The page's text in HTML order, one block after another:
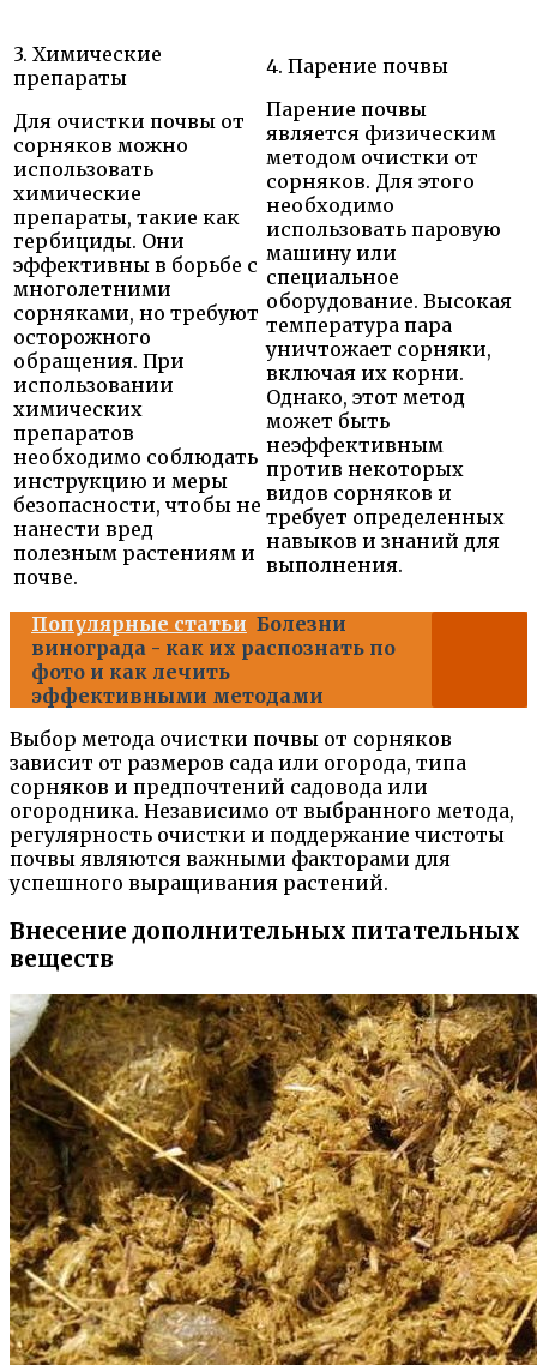
3. Химические
препараты
Для очистки почвы от
сорняков можно
использовать
химические
препараты, такие как
гербициды. Они
эффективны в борьбе с
многолетними
сорняками, но требуют
осторожного
обращения. При
использовании
химических
препаратов
необходимо соблюдать
инструкцию и меры
безопасности, чтобы не
нанести вред
полезным растениям и
почве.
4. Парение почвы
Парение почвы
является физическим
методом очистки от
сорняков. Для этого
необходимо
использовать паровую
машину или
специальное
оборудование. Высокая
температура пара
уничтожает сорняки,
включая их корни.
Однако, этот метод
может быть
неэффективным
против некоторых
видов сорняков и
требует определенных
навыков и знаний для
выполнения.
Популярные статьи Болезни
винограда - как их распознать по
фото и как лечить
эффективными методами
Выбор метода очистки почвы от сорняков
зависит от размеров сада или огорода, типа
сорняков и предпочтений садовода или
огородника. Независимо от выбранного метода,
регулярность очистки и поддержание чистоты
почвы являются важными факторами для
успешного выращивания растений.
Внесение дополнительных питательных
веществ